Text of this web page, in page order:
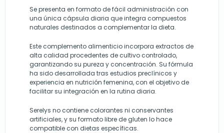
Se presenta en formato de fácil administración con
una única cápsula diaria que integra compuestos
naturales destinados a complementar la dieta.
Este complemento alimenticio incorpora extractos de
alta calidad procedentes de cultivo controlado,
garantizando su pureza y concentración. Su fórmula
ha sido desarrollada tras estudios preclínicos y
experiencia en nutrición femenina, con el objetivo de
facilitar su integración en la rutina diaria.
Serelys no contiene colorantes ni conservantes
artificiales, y su formato libre de gluten lo hace
compatible con dietas específicas.